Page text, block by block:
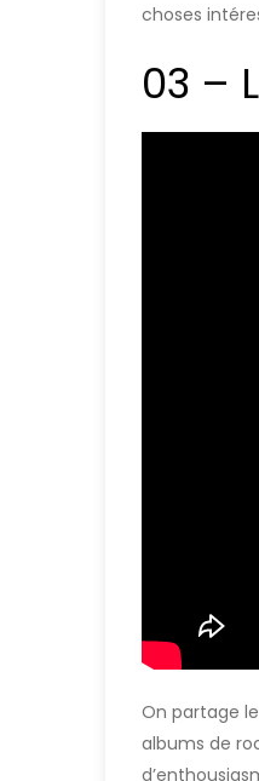
choses
03 –
On partage
albums de